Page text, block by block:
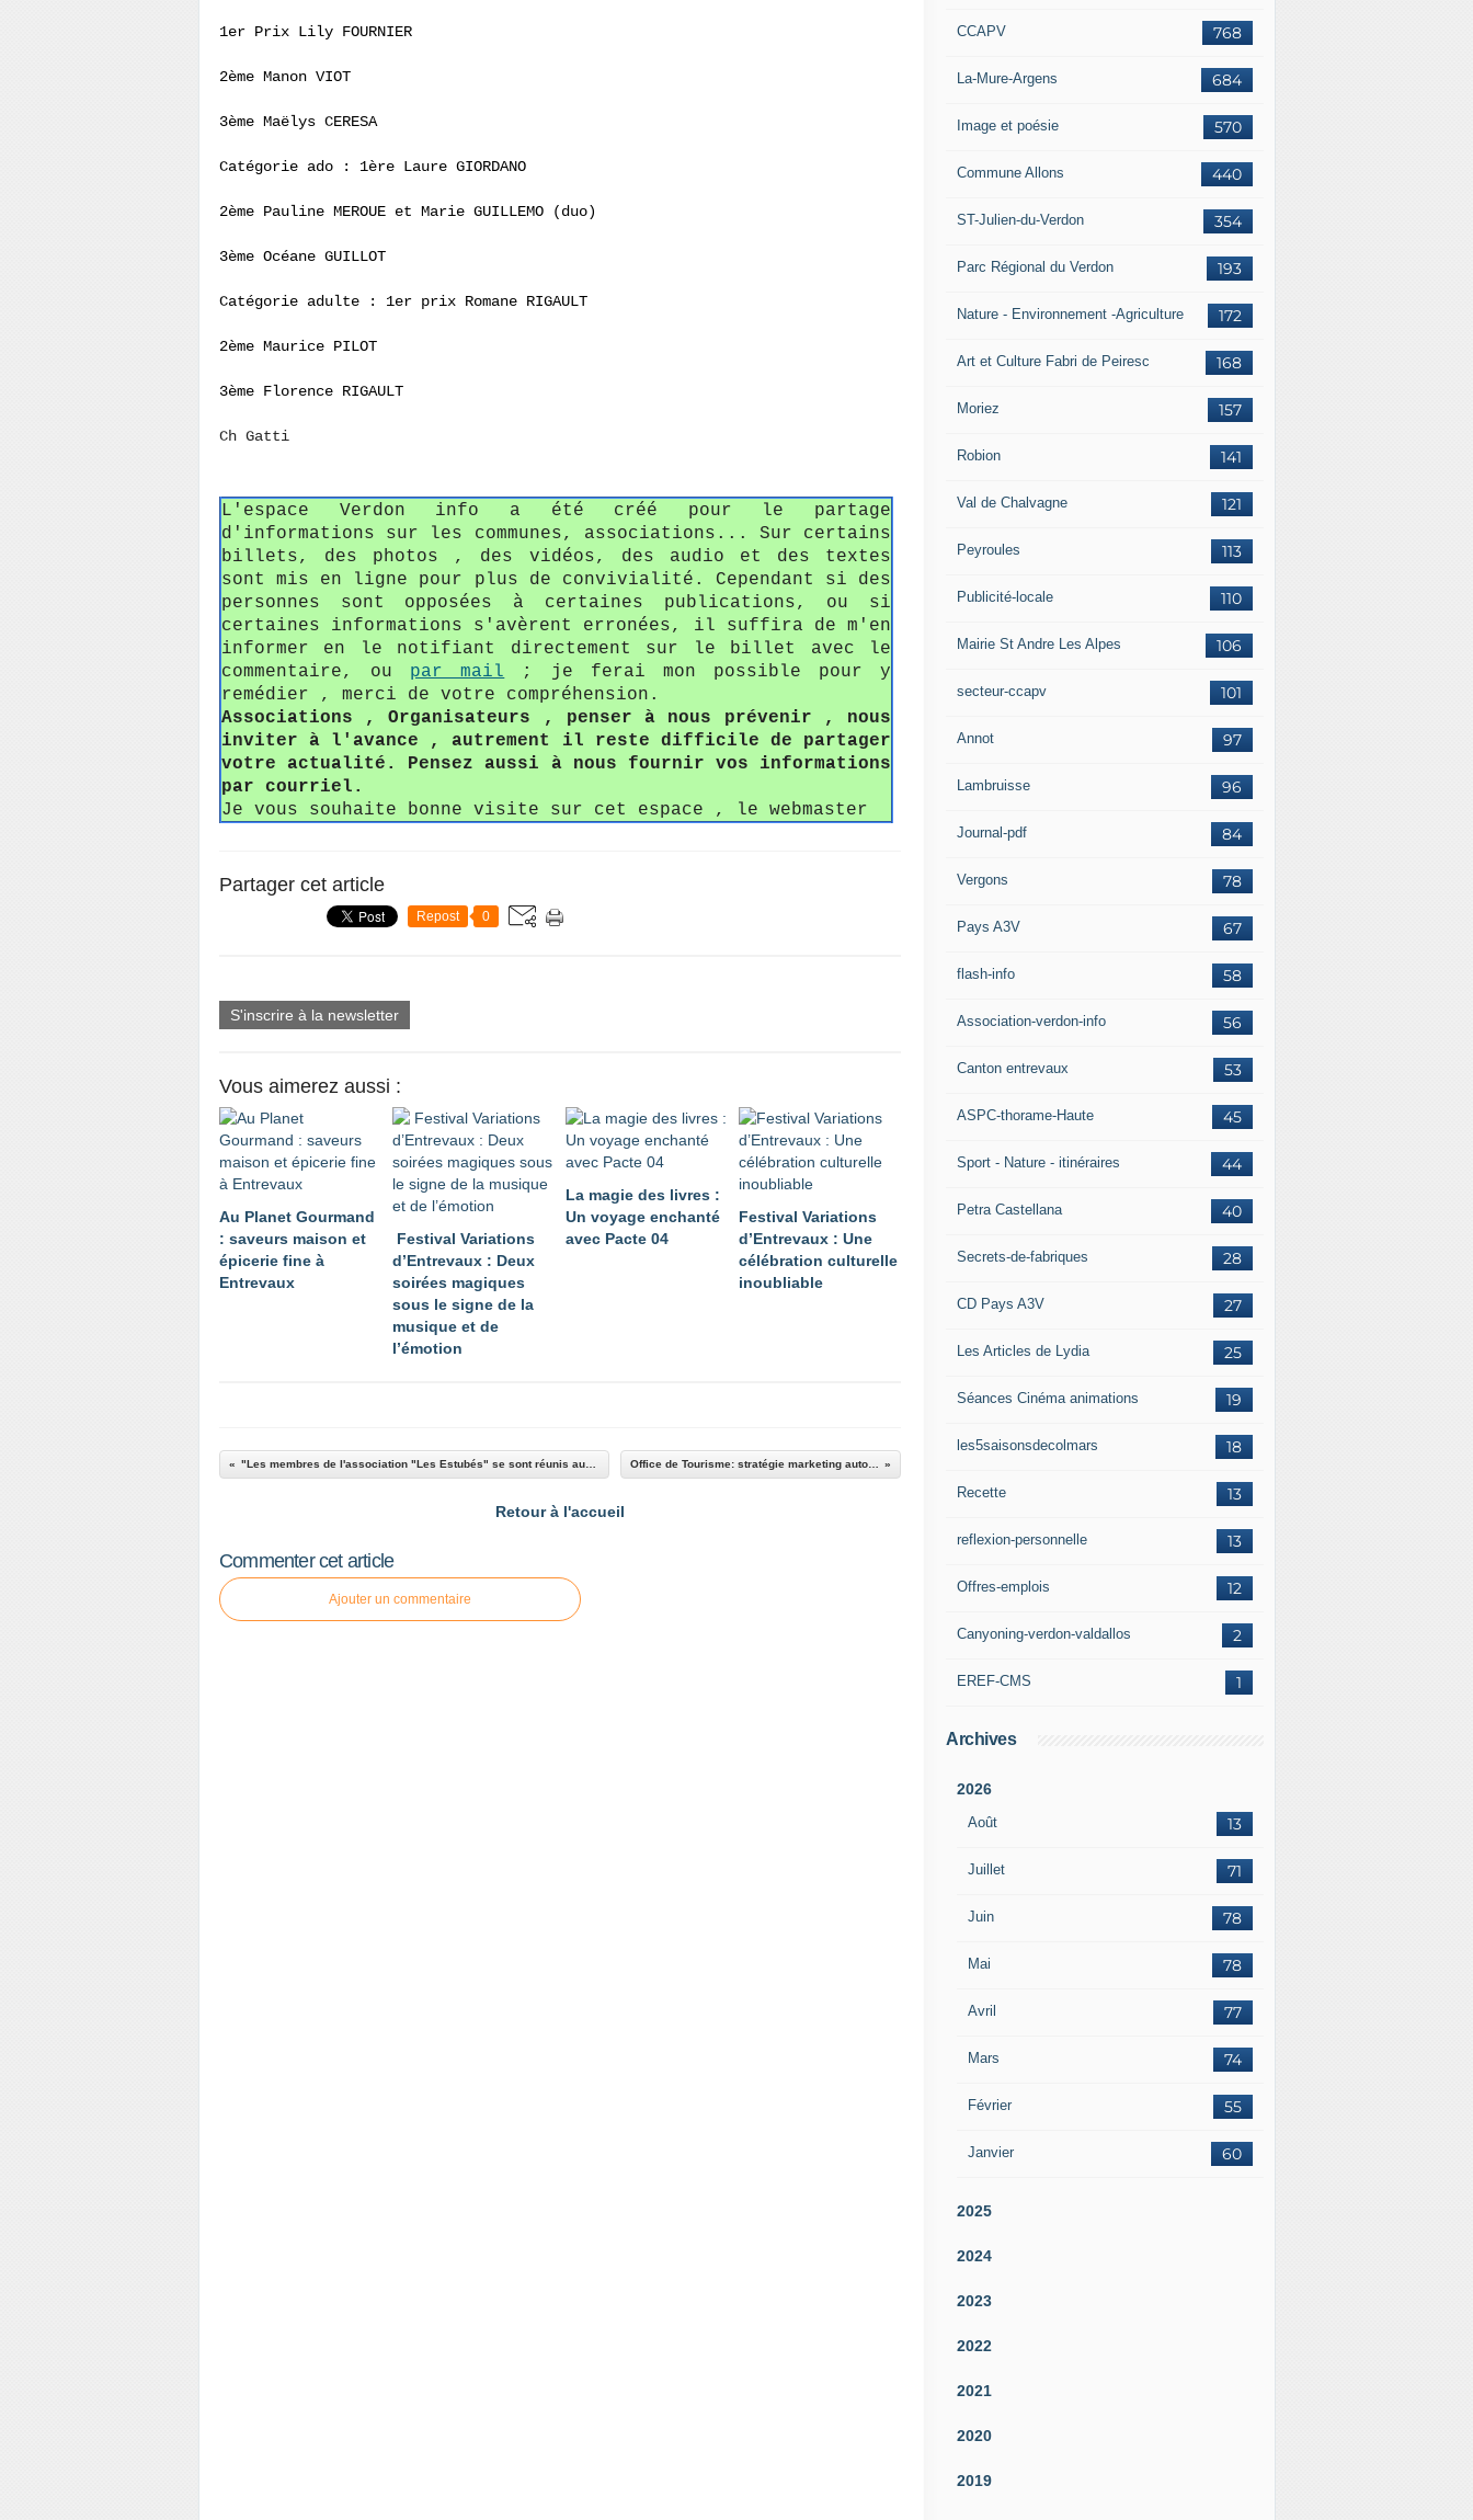
1er Prix Lily FOURNIER
2ème Manon VIOT
3ème Maëlys CERESA
Catégorie ado : 1ère Laure GIORDANO
2ème Pauline MEROUE et Marie GUILLEMO (duo)
3ème Océane GUILLOT
Catégorie adulte : 1er prix Romane RIGAULT
2ème Maurice PILOT
3ème Florence RIGAULT
Ch Gatti
L'espace Verdon info a été créé pour le partage
d'informations sur les communes, associations... Sur certains
billets, des photos , des vidéos, des audio et des textes
sont mis en ligne pour plus de convivialité. Cependant si des
personnes sont opposées à certaines publications, ou si
certaines informations s'avèrent erronées, il suffira de m'en
informer en le notifiant directement sur le billet avec le
commentaire, ou par mail ; je ferai mon possible pour y
remédier , merci de votre compréhension.
Associations , Organisateurs , penser à nous prévenir , nous
inviter à l'avance , autrement il reste difficile de partager
votre actualité. Pensez aussi à nous fournir vos informations
par courriel.
Je vous souhaite bonne visite sur cet espace , le webmaster
Partager cet article
Repost 0
S'inscrire à la newsletter
Vous aimerez aussi :
Au Planet Gourmand
: saveurs maison et
épicerie fine à
Entrevaux
Festival Variations
d’Entrevaux : Deux
soirées magiques
sous le signe de la
musique et de
l’émotion
La magie des livres :
Un voyage enchanté
avec Pacte 04
Festival Variations
d’Entrevaux : Une
célébration culturelle
inoubliable
Office de Tourisme: stratégie marketing autour de la ligne CP
Retour à l'accueil
Commenter cet article
Ajouter un commentaire
768
CCAPV
684
La-Mure-Argens
570
Image et poésie
440
Commune Allons
354
ST-Julien-du-Verdon
193
Parc Régional du Verdon
172
Nature - Environnement -Agriculture
168
Art et Culture Fabri de Peiresc
157
Moriez
141
Robion
121
Val de Chalvagne
113
Peyroules
110
Publicité-locale
106
Mairie St Andre Les Alpes
101
secteur-ccapv
97
Annot
96
Lambruisse
84
Journal-pdf
78
Vergons
67
Pays A3V
58
flash-info
56
Association-verdon-info
53
Canton entrevaux
45
ASPC-thorame-Haute
44
Sport - Nature - itinéraires
40
Petra Castellana
28
Secrets-de-fabriques
27
CD Pays A3V
25
Les Articles de Lydia
19
Séances Cinéma animations
18
les5saisonsdecolmars
13
Recette
13
reflexion-personnelle
12
Offres-emplois
2
Canyoning-verdon-valdallos
1
EREF-CMS
Archives
2026
Août 13
Juillet 71
Juin 78
Mai 78
Avril 77
Mars 74
Février 55
Janvier 60
2025
2024
2023
2022
2021
2020
2019